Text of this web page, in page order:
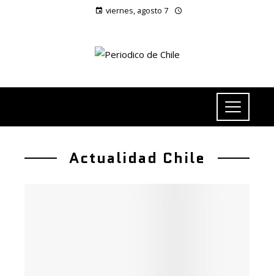
viernes, agosto 7
Actualidad Chile